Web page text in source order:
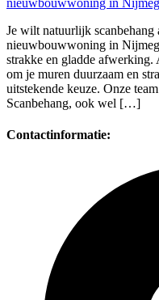
Je wilt natuurlijk scanbehang
nieuwbouwwoning in
strakke en gladde afwerking.
om je muren duurzaam en
uitstekende keuze. Onze
Scanbehang, ook wel […]
Contactinformatie: